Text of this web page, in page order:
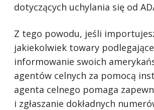
dotyczących uchylania się od
Z tego powodu, jeśli
jakiekolwiek towary podlegające
informowanie swoich
agentów celnych za pomocą
agenta celnego pomaga
i zgłaszanie dokładnych